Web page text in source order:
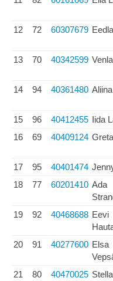
12 72 60307679
13 70 40342599
14 94 40361480
15 96 40412455 Iida
16
69 40409124
17 95 40401474
18
77 60201410 Ada
19 92 40468688 Eevi
20 91 40277600 Elsa
21 80 40470025